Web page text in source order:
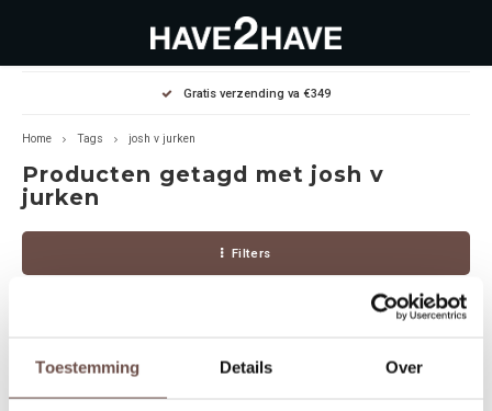
Toestemming Details Over
Hoofdmenu / dames
Jassen Diverse
Winterjassen
T-shirts
Hoofdmenu / heren
Hoodies
Sweaters
Joggers
Hoofdmenu / outlet deals
Diverse
Heren
Gratis verzending va €349
Home Tags josh v jurken
Producten getagd met josh v
jurken
Filters
Geen producten gevonden!...